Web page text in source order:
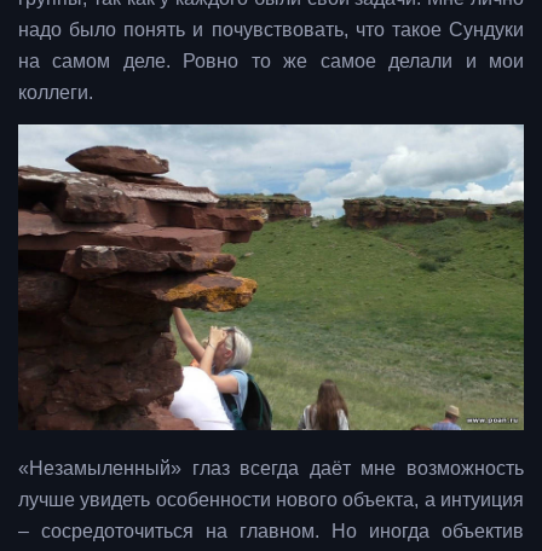
надо было понять и почувствовать, что такое Сундуки
на самом деле. Ровно то же самое делали и мои
коллеги.
«Незамыленный» глаз всегда даёт мне возможность
лучше увидеть особенности нового объекта, а интуиция
– сосредоточиться на главном. Но иногда объектив